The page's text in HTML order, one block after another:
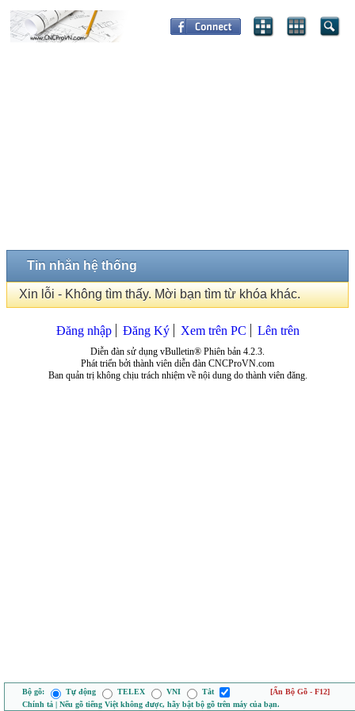
Tin nhắn hệ thống
Xin lỗi - Không tìm thấy. Mời bạn tìm từ khóa khác.
Đăng nhập Đăng Ký Xem trên PC Lên trên
Diễn đàn sử dụng vBulletin® Phiên bản 4.2.3.
Phát triển bởi thành viên diễn đàn CNCProVN.com
Ban quản trị không chịu trách nhiệm về nội dung do thành viên đăng.
Bộ gõ: Tự động TELEX VNI Tắt
[Ẩn Bộ Gõ - F12]
Chính tả | Nếu gõ tiếng Việt không được, hãy bật bộ gõ trên máy của bạn.